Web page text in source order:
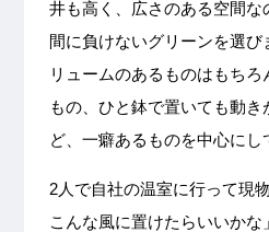
井も高く、広さのある空間
間に負けないグリーンを選び
リュームのあるものはもち
もの、ひと鉢で置いても動き
ど、一癖あるものを中心にし
2人で自社の温室に行って現
こんな風に置けたらいいか